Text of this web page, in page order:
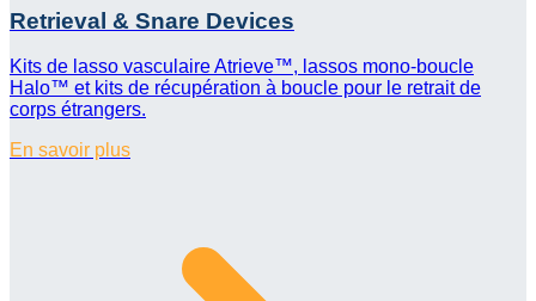
Retrieval & Snare Devices
Kits de lasso vasculaire Atrieve™, lassos mono-boucle
Halo™ et kits de récupération à boucle pour le retrait de
corps étrangers.
En savoir plus